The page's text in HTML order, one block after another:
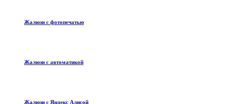
Жалюзи с фотопечатью
Жалюзи с автоматикой
Жалюзи с Яндекс Алисой